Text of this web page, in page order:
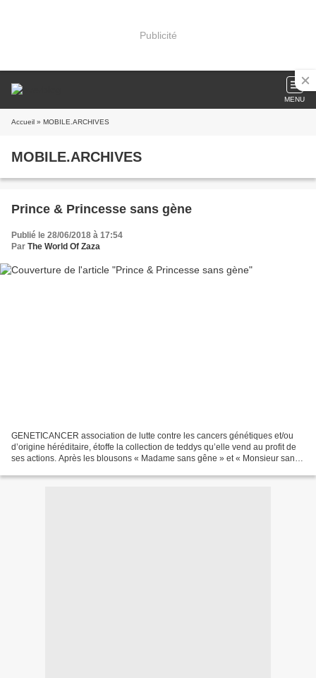
Publicité
MENU
Accueil » MOBILE.ARCHIVES
MOBILE.ARCHIVES
Prince & Princesse sans gène
Publié le 28/06/2018 à 17:54
Par The World Of Zaza
GENETICANCER association de lutte contre les cancers génétiques et/ou
d’origine héréditaire, étoffe la collection de teddys qu’elle vend au profit de
ses actions. Après les blousons « Madame sans gêne » et « Monsieur sans